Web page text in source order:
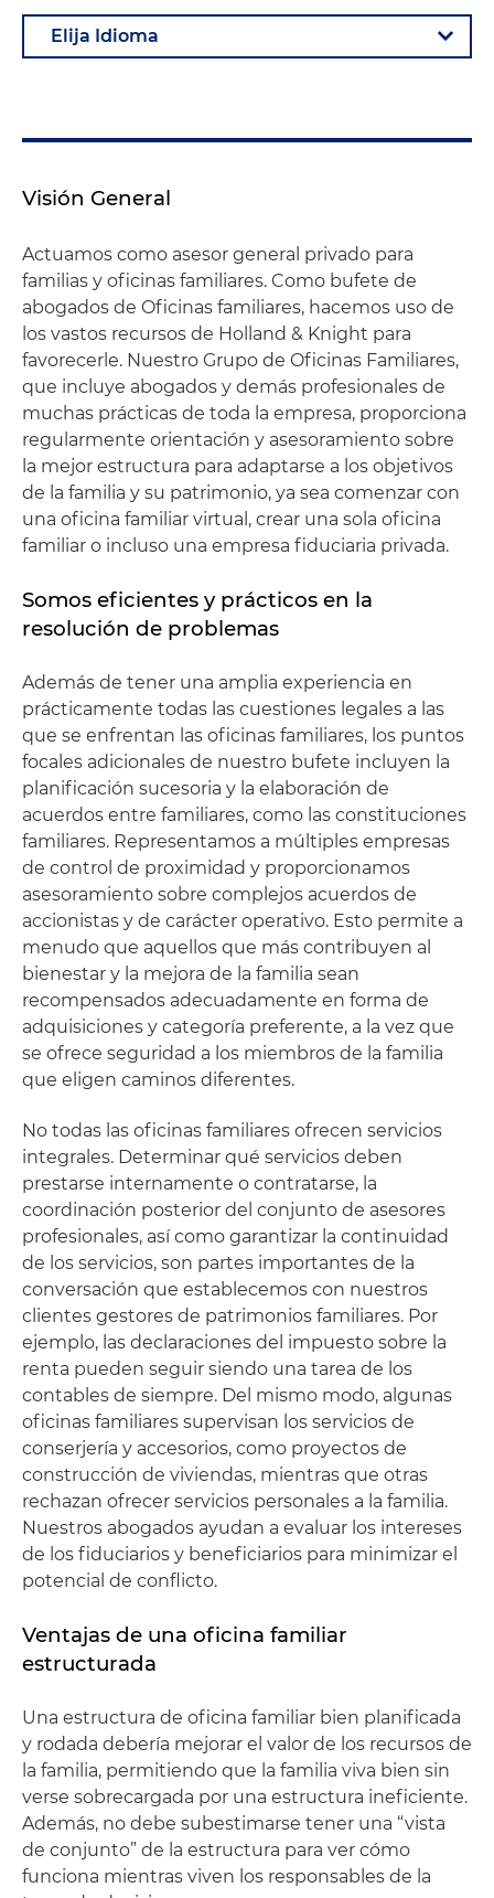
Visión General
Actuamos como asesor general privado para
familias y oficinas familiares. Como bufete de
abogados de Oficinas familiares, hacemos uso de
los vastos recursos de Holland & Knight para
favorecerle. Nuestro Grupo de Oficinas Familiares,
que incluye abogados y demás profesionales de
muchas prácticas de toda la empresa, proporciona
regularmente orientación y asesoramiento sobre
la mejor estructura para adaptarse a los objetivos
de la familia y su patrimonio, ya sea comenzar con
una oficina familiar virtual, crear una sola oficina
familiar o incluso una empresa fiduciaria privada.
Somos eficientes y prácticos en la
resolución de problemas
Además de tener una amplia experiencia en
prácticamente todas las cuestiones legales a las
que se enfrentan las oficinas familiares, los puntos
focales adicionales de nuestro bufete incluyen la
planificación sucesoria y la elaboración de
acuerdos entre familiares, como las constituciones
familiares. Representamos a múltiples empresas
de control de proximidad y proporcionamos
asesoramiento sobre complejos acuerdos de
accionistas y de carácter operativo. Esto permite a
menudo que aquellos que más contribuyen al
bienestar y la mejora de la familia sean
recompensados adecuadamente en forma de
adquisiciones y categoría preferente, a la vez que
se ofrece seguridad a los miembros de la familia
que eligen caminos diferentes.
No todas las oficinas familiares ofrecen servicios
integrales. Determinar qué servicios deben
prestarse internamente o contratarse, la
coordinación posterior del conjunto de asesores
profesionales, así como garantizar la continuidad
de los servicios, son partes importantes de la
conversación que establecemos con nuestros
clientes gestores de patrimonios familiares. Por
ejemplo, las declaraciones del impuesto sobre la
renta pueden seguir siendo una tarea de los
contables de siempre. Del mismo modo, algunas
oficinas familiares supervisan los servicios de
conserjería y accesorios, como proyectos de
construcción de viviendas, mientras que otras
rechazan ofrecer servicios personales a la familia.
Nuestros abogados ayudan a evaluar los intereses
de los fiduciarios y beneficiarios para minimizar el
potencial de conflicto.
Ventajas de una oficina familiar
estructurada
Una estructura de oficina familiar bien planificada
y rodada debería mejorar el valor de los recursos de
la familia, permitiendo que la familia viva bien sin
verse sobrecargada por una estructura ineficiente.
Además, no debe subestimarse tener una “vista
de conjunto” de la estructura para ver cómo
funciona mientras viven los responsables de la